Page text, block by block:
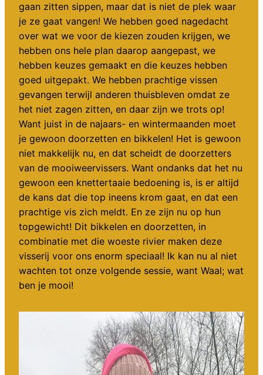
gaan zitten sippen, maar dat is niet de plek waar
je ze gaat vangen! We hebben goed nagedacht
over wat we voor de kiezen zouden krijgen, we
hebben ons hele plan daarop aangepast, we
hebben keuzes gemaakt en die keuzes hebben
goed uitgepakt. We hebben prachtige vissen
gevangen terwijl anderen thuisbleven omdat ze
het niet zagen zitten, en daar zijn we trots op!
Want juist in de najaars- en wintermaanden moet
je gewoon doorzetten en bikkelen! Het is gewoon
niet makkelijk nu, en dat scheidt de doorzetters
van de mooiweervissers. Want ondanks dat het nu
gewoon een knettertaaie bedoening is, is er altijd
de kans dat die top ineens krom gaat, en dat een
prachtige vis zich meldt. En ze zijn nu op hun
topgewicht! Dit bikkelen en doorzetten, in
combinatie met die woeste rivier maken deze
visserij voor ons enorm speciaal! Ik kan nu al niet
wachten tot onze volgende sessie, want Waal; wat
ben je mooi!